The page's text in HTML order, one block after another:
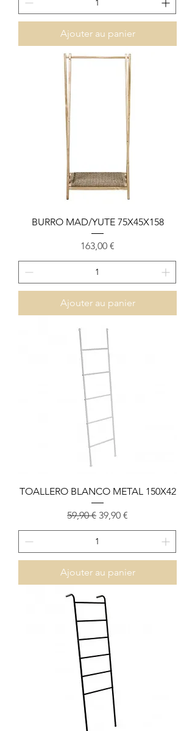
Ajouter au panier
BURRO MAD/YUTE 75X45X158
Prix
163,00 €
Ajouter au panier
TOALLERO BLANCO METAL 150X42
Prix original
59,90 € Prix promotionnel
39,90 €
Ajouter au panier